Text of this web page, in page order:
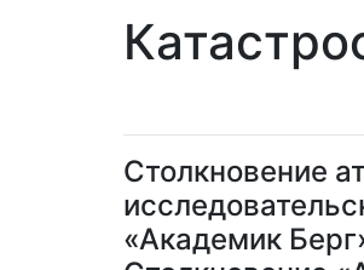
Столкновение
«Академик